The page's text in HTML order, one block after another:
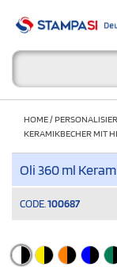
HOME/
KERAMIKBECHER MIT
Oli 360 ml
CODE. 100687